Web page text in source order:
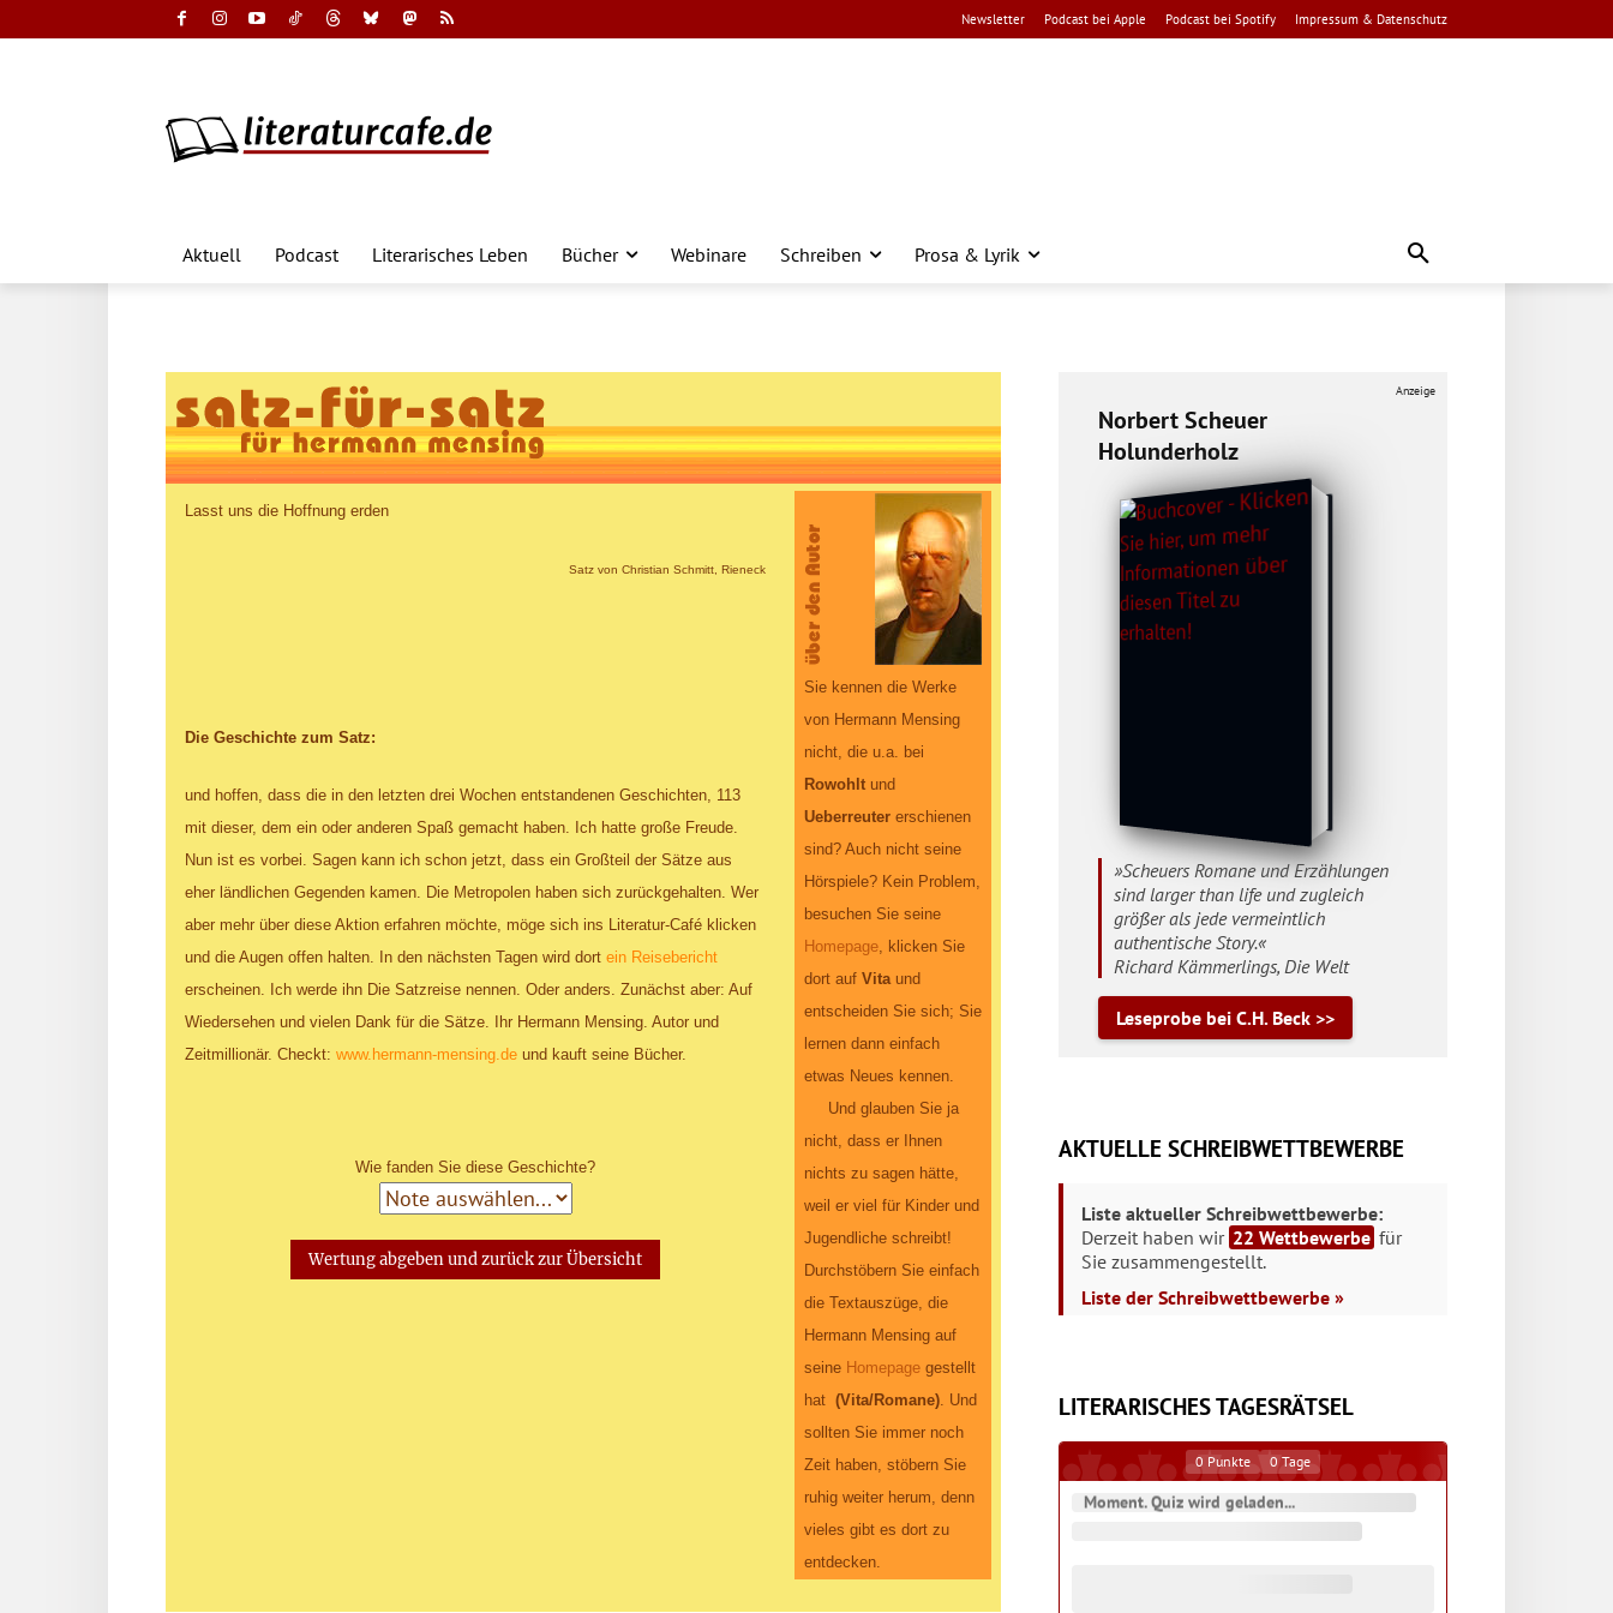
Newsletter Podcast bei Apple Podcast bei Spotify Impressum & Datenschutz
Aktuell Podcast Literarisches Leben Bücher Webinare Schreiben Prosa & Lyrik
Lasst uns die Hoffnung erden
Satz von Christian Schmitt, Rieneck
Die Geschichte zum Satz:
und hoffen, dass die in den letzten drei Wochen entstandenen Geschichten, 113
mit dieser, dem ein oder anderen Spaß gemacht haben. Ich hatte große Freude.
Nun ist es vorbei. Sagen kann ich schon jetzt, dass ein Großteil der Sätze aus
eher ländlichen Gegenden kamen. Die Metropolen haben sich zurückgehalten. Wer
aber mehr über diese Aktion erfahren möchte, möge sich ins Literatur-Café klicken
und die Augen offen halten. In den nächsten Tagen wird dort ein Reisebericht
erscheinen. Ich werde ihn Die Satzreise nennen. Oder anders. Zunächst aber: Auf
Wiedersehen und vielen Dank für die Sätze. Ihr Hermann Mensing. Autor und
Zeitmillionär. Checkt: www.hermann-mensing.de und kauft seine Bücher.
Wie fanden Sie diese Geschichte?
Sie kennen die Werke
von Hermann Mensing
nicht, die u.a. bei
Rowohlt und
Ueberreuter erschienen
sind? Auch nicht seine
Hörspiele? Kein Problem,
besuchen Sie seine
Homepage , klicken Sie
dort auf Vita und
entscheiden Sie sich; Sie
lernen dann einfach
etwas Neues kennen.
Und glauben Sie ja
nicht, dass er Ihnen
nichts zu sagen hätte,
weil er viel für Kinder und
Jugendliche schreibt!
Durchstöbern Sie einfach
die Textauszüge, die
Hermann Mensing auf
seine Homepage gestellt
hat (Vita/Romane) . Und
sollten Sie immer noch
Zeit haben, stöbern Sie
ruhig weiter herum, denn
vieles gibt es dort zu
entdecken.
Anzeige
Norbert Scheuer
Holunderholz
»Scheuers Romane und Erzählungen
sind larger than life und zugleich
größer als jede vermeintlich
authentische Story.«
Richard Kämmerlings, Die Welt
Leseprobe bei C.H. Beck >>
AKTUELLE SCHREIBWETTBEWERBE
Liste aktueller Schreibwettbewerbe:
Derzeit haben wir 22 Wettbewerbe für
Sie zusammengestellt.
Liste der Schreibwettbewerbe »
LITERARISCHES TAGESRÄTSEL
0 Punkte 0 Tage
Moment. Quiz wird geladen...